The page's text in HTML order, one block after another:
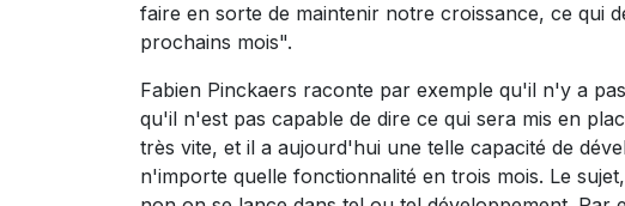
faire en sorte de maintenir notre croissance, ce qui
prochains mois".
Fabien Pinckaers raconte par exemple qu'il n'y a
qu'il n'est pas capable de dire ce qui sera mis en
très vite, et il a aujourd'hui une telle capacité de
n'importe quelle fonctionnalité en trois mois. Le